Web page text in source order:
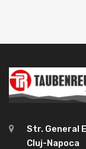
Str. General
Cluj-Napoca